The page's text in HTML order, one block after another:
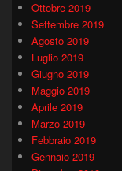
Ottobre 2019
Settembre 2019
Agosto 2019
Luglio 2019
Giugno 2019
Maggio 2019
Aprile 2019
Marzo 2019
Febbraio 2019
Gennaio 2019